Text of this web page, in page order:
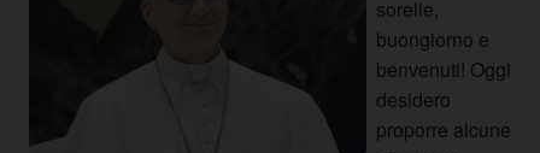
sorelle,
buongiorno e
benvenuti! Oggi
desidero
proporre alcune